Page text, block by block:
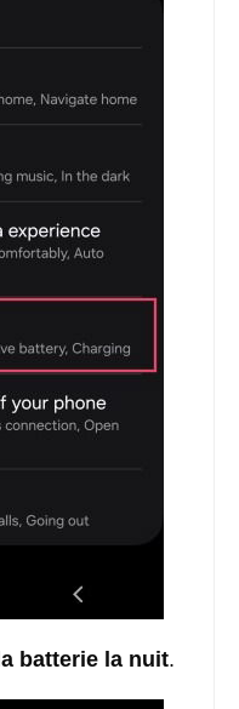
batterie la nuit.